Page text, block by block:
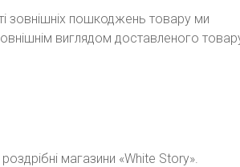
зовнішніх пошкоджень товару ми
виглядом доставленого
магазини «White Story».